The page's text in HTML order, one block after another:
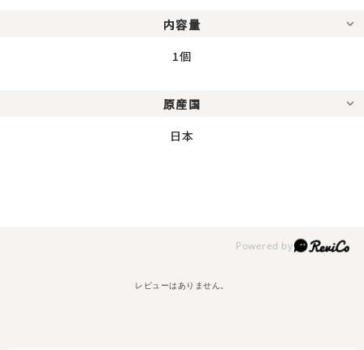
内容量
1個
原産国
日本
レビューはありません。